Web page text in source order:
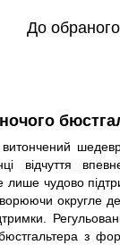
До обраного
відчуття
чудово
округле
бюстгальтера з